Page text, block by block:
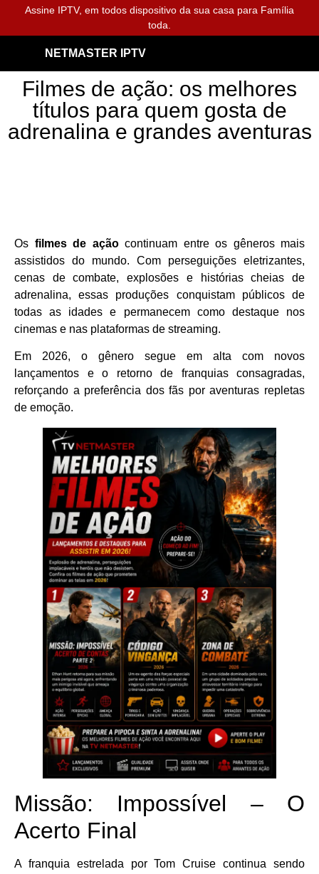
Assine IPTV, em todos dispositivo da sua casa para Família
toda.
NETMASTER IPTV
Filmes de ação: os melhores
títulos para quem gosta de
adrenalina e grandes aventuras
Os filmes de açãocontinuam entre os gêneros mais
assistidos do mundo. Com perseguições eletrizantes,
cenas de combate, explosões e histórias cheias de
adrenalina, essas produções conquistam públicos de
todas as idades e permanecem como destaque nos
cinemas e nas plataformas de streaming.
Em 2026, o gênero segue em alta com novos
lançamentos e o retorno de franquias consagradas,
reforçando a preferência dos fãs por aventuras repletas
de emoção.
Missão: Impossível – O
Acerto Final
A franquia estrelada por Tom Cruise continua sendo